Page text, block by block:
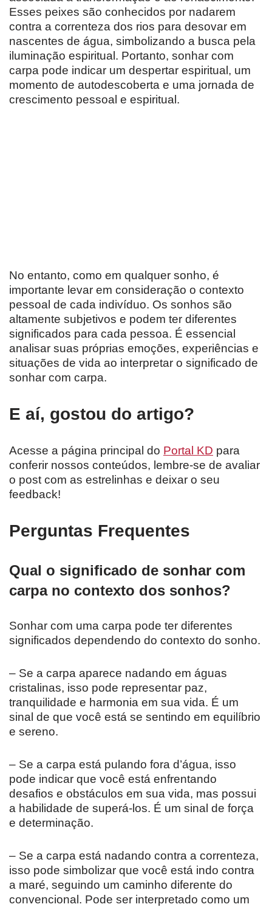
Esses peixes são conhecidos por nadarem
contra a correnteza dos rios para desovar em
nascentes de água, simbolizando a busca pela
iluminação espiritual. Portanto, sonhar com
carpa pode indicar um despertar espiritual, um
momento de autodescoberta e uma jornada de
crescimento pessoal e espiritual.
No entanto, como em qualquer sonho, é
importante levar em consideração o contexto
pessoal de cada indivíduo. Os sonhos são
altamente subjetivos e podem ter diferentes
significados para cada pessoa. É essencial
analisar suas próprias emoções, experiências e
situações de vida ao interpretar o significado de
sonhar com carpa.
E aí, gostou do artigo?
Acesse a página principal do Portal KD para
conferir nossos conteúdos, lembre-se de avaliar
o post com as estrelinhas e deixar o seu
feedback!
Perguntas Frequentes
Qual o significado de sonhar com
carpa no contexto dos sonhos?
Sonhar com uma carpa pode ter diferentes
significados dependendo do contexto do sonho.
– Se a carpa aparece nadando em águas
cristalinas, isso pode representar paz,
tranquilidade e harmonia em sua vida. É um
sinal de que você está se sentindo em equilíbrio
e sereno.
– Se a carpa está pulando fora d’água, isso
pode indicar que você está enfrentando
desafios e obstáculos em sua vida, mas possui
a habilidade de superá-los. É um sinal de força
e determinação.
– Se a carpa está nadando contra a correnteza,
isso pode simbolizar que você está indo contra
a maré, seguindo um caminho diferente do
convencional. Pode ser interpretado como um